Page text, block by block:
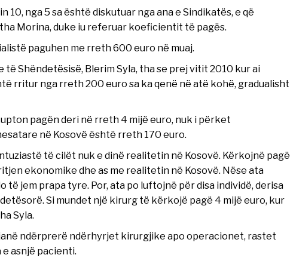
nga 5 sa është diskutuar nga ana e Sindikatës, e që
Morina, duke iu referuar koeficientit të pagës.
paguhen me rreth 600 euro në muaj.
Shëndetësisë, Blerim Syla, tha se prej vitit 2010 kur ai
rritur nga rreth 200 euro sa ka qenë në atë kohë, gradualisht
pagën deri në rreth 4 mijë euro, nuk i përket
në Kosovë është rreth 170 euro.
të cilët nuk e dinë realitetin në Kosovë. Kërkojnë pagë
ekonomike dhe as me realitetin në Kosovë. Nëse ata
të jem prapa tyre. Por, ata po luftojnë për disa individë, derisa
Si mundet një kirurg të kërkojë pagë 4 mijë euro, kur
Syla.
ndërprerë ndërhyrjet kirurgjike apo operacionet, rastet
asnjë pacienti.